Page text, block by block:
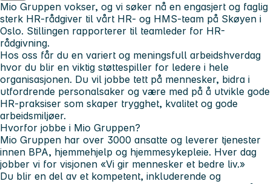
Mio Gruppen vokser, og vi søker nå en engasjert og faglig
sterk HR-rådgiver til vårt HR- og HMS-team på Skøyen i
Oslo. Stillingen rapporterer til teamleder for HR-
rådgivning.
Hos oss får du en variert og meningsfull arbeidshverdag
hvor du blir en viktig støttespiller for ledere i hele
organisasjonen. Du vil jobbe tett på mennesker, bidra i
utfordrende personalsaker og være med på å utvikle gode
HR-praksiser som skaper trygghet, kvalitet og gode
arbeidsmiljøer.
Hvorfor jobbe i Mio Gruppen?
Mio Gruppen har over 3000 ansatte og leverer tjenester
innen BPA, hjemmehjelp og hjemmesykepleie. Hver dag
jobber vi for visjonen «Vi gir mennesker et bedre liv.»
Du blir en del av et kompetent, inkluderende og